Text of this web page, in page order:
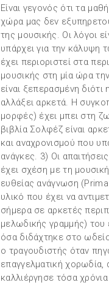
Είναι γεγονός ότι τα
χώρα μας δεν
της μουσικής. Οι λόγοι
υπάρχει για την κάλυψη
έχει περιοριστεί στα
μουσικής στη μία ώρα
είναι ξεπερασμένη
αλλάξει αρκετά. Η
μορφές) έχει μπει στη
βιβλία Σολφέζ είναι
και αναχρονισμού που
ανάγκες. 3) Οι
έχει σχέση με τη
ευθείας ανάγνωση
υλικό που έχει να
σήμερα σε αρκετές
μελωδικής γραμμής) του
όσα διδάχτηκε στο
ο τραγουδιστής όταν
επαγγελματική
καλλιέργησε τόσα